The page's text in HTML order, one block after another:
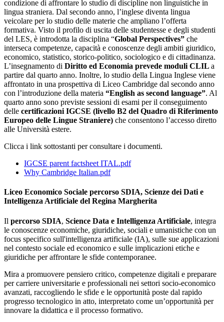
condizione di affrontare lo studio di discipline non linguistiche in
lingua straniera. Dal secondo anno, l’inglese diventa lingua
veicolare per lo studio delle materie che ampliano l’offerta
formativa. Visto il profilo di uscita delle studentesse e degli studenti
del LES, è introdotta la disciplina “Global Perspectives” che
interseca competenze, capacità e conoscenze degli ambiti giuridico,
economico, statistico, storico-politico, sociologico e di cittadinanza.
L’insegnamento di Diritto ed Economia prevede moduli CLIL a
partire dal quarto anno. Inoltre, lo studio della Lingua Inglese viene
affrontato in una prospettiva di Liceo Cambridge dal secondo anno
con l’introduzione della materia “English as second language”. Al
quarto anno sono previste sessioni di esami per il conseguimento
delle certificazioni IGCSE (livello B2 del Quadro di Riferimento
Europeo delle Lingue Straniere) che consentono l’accesso diretto
alle Università estere.
Clicca i link sottostanti per consultare i documenti.
IGCSE parent factsheet ITAL.pdf
Why Cambridge Italian.pdf
Liceo Economico Sociale percorso SDIA, Scienze dei Dati e
Intelligenza Artificiale del Regina Margherita
Il percorso SDIA, Science Data e Intelligenza Artificiale, integra
le conoscenze economiche, giuridiche, sociali e umanistiche con un
focus specifico sull'intelligenza artificiale (IA), sulle sue applicazioni
nel contesto sociale ed economico e sulle implicazioni etiche e
giuridiche per affrontare le sfide contemporanee.
Mira a promuovere pensiero critico, competenze digitali e preparare
per carriere universitarie e professionali nei settori socio-economico
avanzati, raccogliendo le sfide e le opportunità poste dal rapido
progresso tecnologico in atto, interpretato come un’opportunità per
innovare la didattica e il processo formativo.